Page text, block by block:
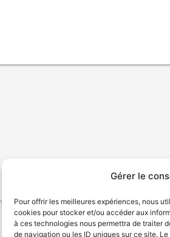
Gérer le
Pour offrir les meilleures expériences, nous
cookies pour stocker et/ou accéder aux
à ces technologies nous permettra de traiter
de navigation ou les ID uniques sur ce site.
Déclaration de services